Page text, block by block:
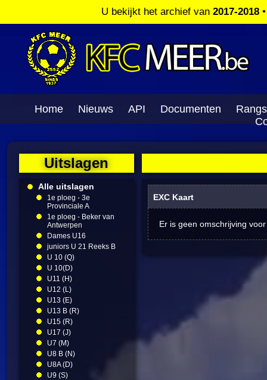
U bekijkt het archief van 2017-2018
Home Nieuws API Documenten
Uitslagen
Alle uitslagen
1e ploeg - 3e
Provinciale A
1e ploeg - Beker van
Antwerpen
Dames U16
juniors U 21 Reeks B
U 10 (Q)
U 10(D)
U11 (H)
U12 (L)
U13 (E)
U13 B (R)
U15 (R)
U17 (J)
U7 (M)
U8 B (N)
U8A (D)
U9 (S)
EXC Kaart
Er is geen omschrijving